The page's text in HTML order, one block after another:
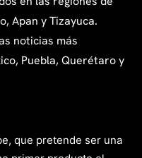
Apan y Tizayuca.
noticias más
Puebla, Querétaro y
que pretende ser una